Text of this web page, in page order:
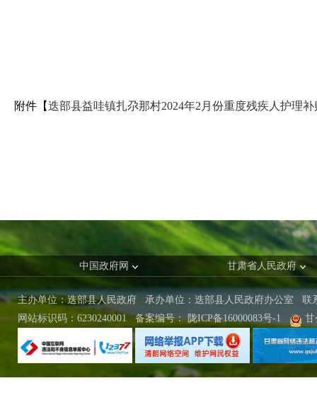
附件【迭部县益哇镇扎尕那村2024年2月份重度残疾人护理
中国政府网 甘肃省人民政府
主办单位：迭部县人民政府 承办单位：迭部县人民政府办公室 联
网站标识码：6230240001
备案编号： 陇ICP备16000083号-1 甘